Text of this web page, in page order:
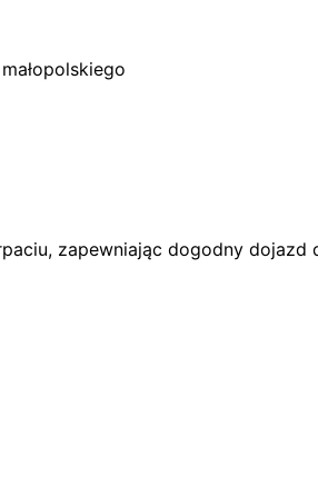
zapewniając dogodny dojazd